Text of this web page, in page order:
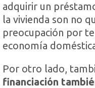
adquirir un
la vivienda son no
preocupación por
economía
Por otro lado,
financiación